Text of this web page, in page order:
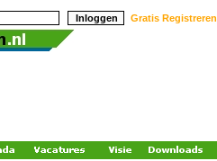
Gratis Registreren